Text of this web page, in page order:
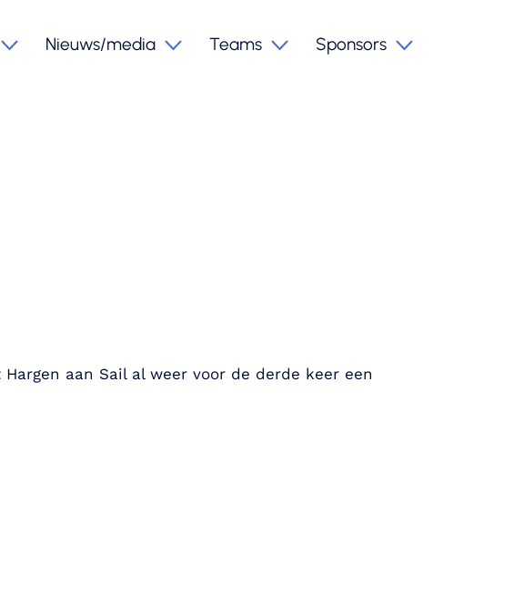
Nieuws/media Teams Sponsors
aan Sail al weer voor de derde keer een